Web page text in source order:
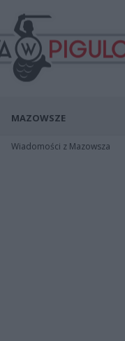
MAZOWSZE
Wiadomości z Mazowsza